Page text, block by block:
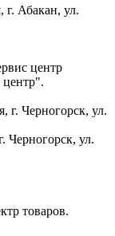
г. Абакан, ул.
центр
Черногорск, ул.
товаров.